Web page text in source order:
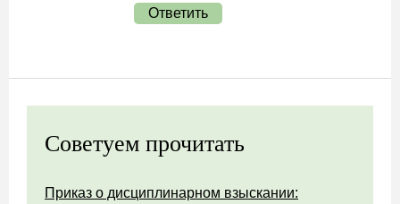
Ответить
Советуем прочитать
Приказ о дисциплинарном взыскании: